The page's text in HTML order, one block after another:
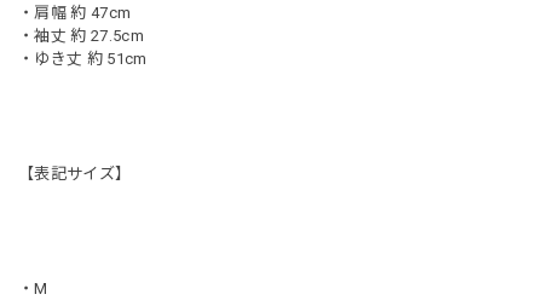
・肩幅 約 47cm
・袖丈 約 27.5cm
・ゆき丈 約 51cm
【表記サイズ】
・M